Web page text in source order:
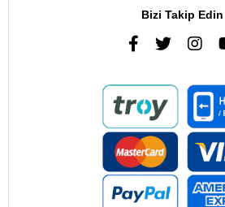
Bizi Takip Edin